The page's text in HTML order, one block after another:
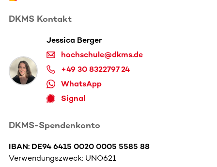
DKMS Kontakt
Jessica Berger
hochschule@dkms.de
+49 30 8322797 24
WhatsApp
Signal
DKMS-Spendenkonto
IBAN: DE94 6415 0020 0005 5585 88
Verwendungszweck: UNO621